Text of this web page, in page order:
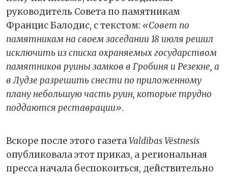
руководитель Совета по памятникам
Францис Балодис, с текстом: «Совет по
памятникам на своем заседании 18 июля решил
исключить из списка охраняемых государством
памятников руины замков в Гробиня и Резекне, а
в Лудзе разрешить снести по приложенному
плану небольшую часть руин, которые трудно
поддаются реставрации».
Вскоре после этого газетаValdības Vēstnesis
опубликовала этот приказ, а региональная
пресса начала беспокоиться, действительно